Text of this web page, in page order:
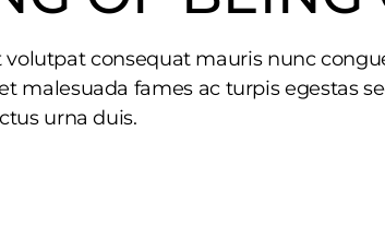
consequat mauris nunc
malesuada fames ac turpis egestas
urna duis.